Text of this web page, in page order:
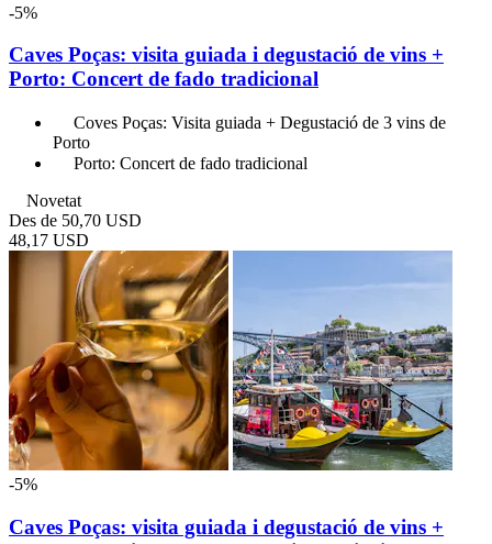
-5%
Caves Poças: visita guiada i degustació de vins +
Porto: Concert de fado tradicional
Coves Poças: Visita guiada + Degustació de 3 vins de
Porto
Porto: Concert de fado tradicional
Novetat
Des de 50,70 USD
48,17 USD
-5%
Caves Poças: visita guiada i degustació de vins +